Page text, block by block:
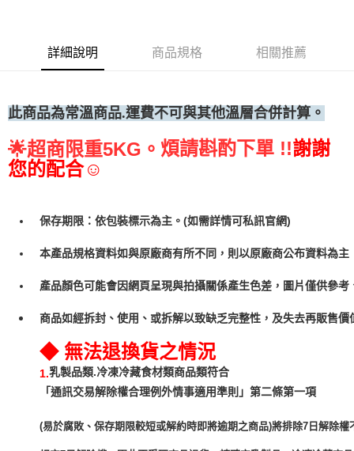
詳細說明 商品規格 相關推薦
此商品為常溫商品.運費不可與其他溫層合併計算。
🌟超商限重5KG。 煩請斟酌下單 !!謝謝
您的配合☺
保存期限：依包裝標示為主。(如需詳情可私訊官網)
本產品規格資料如與原廠商有所不同，則以原廠商公布資料為主
產品顏色可能會因網頁呈現與拍攝關係產生色差，圖片僅供參
商品如經拆封、使用、或拆解以致缺乏完整性，及失去再販售
◆ 無法退換貨之情況
1.乳製品類.冷凍冷藏食材類商品類符合
「通訊交易解除權合理例外情事適用準則」第二條第一項
(易於腐敗、保存期限較短或解約時即將逾期之商品)將排除7日解除權